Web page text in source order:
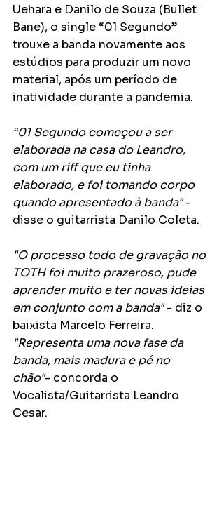
Uehara e Danilo de Souza (Bullet
Bane), o single “01 Segundo”
trouxe a banda novamente aos
estúdios para produzir um novo
material, após um período de
inatividade durante a pandemia.
“01 Segundo começou a ser
elaborada na casa do Leandro,
com um riff que eu tinha
elaborado, e foi tomando corpo
quando apresentado à banda" -
disse o guitarrista Danilo Coleta.
"O processo todo de gravação no
TOTH foi muito prazeroso, pude
aprender muito e ter novas ideias
em conjunto com a banda" - diz o
baixista Marcelo Ferreira.
"Representa uma nova fase da
banda, mais madura e pé no
chão"- concorda o
Vocalista/Guitarrista Leandro
Cesar.